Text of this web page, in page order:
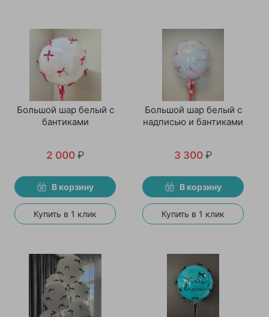
Большой шар белый с
бантиками
2 000 ₽
В корзину
Купить в 1 клик
Большой шар белый с
надписью и бантиками
3 300 ₽
В корзину
Купить в 1 клик